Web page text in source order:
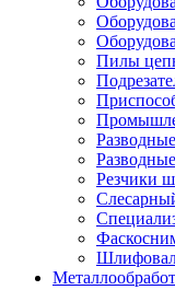
Пилы
Резчики